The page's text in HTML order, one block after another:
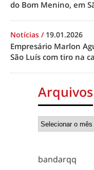
do Bom Menino, em
Notícias / 19.01.2026
Empresário Marlon
São Luís com tiro na
Arquivos
bandarqq